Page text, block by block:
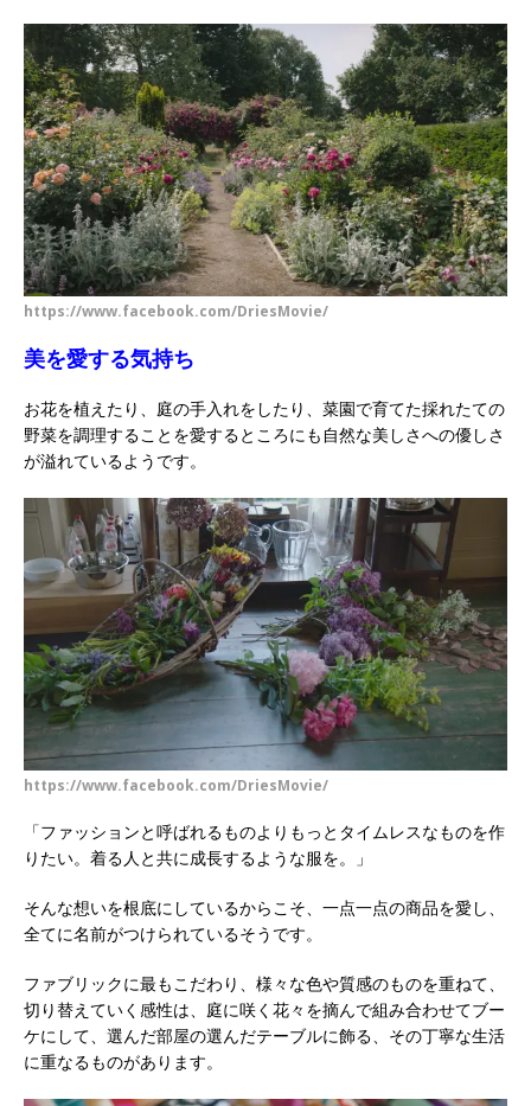
https://www.facebook.com/DriesMovie/
美を愛する気持ち
お花を植えたり、庭の手入れをしたり、菜園で育てた採れたての
野菜を調理することを愛するところにも自然な美しさへの優しさ
が溢れているようです。
https://www.facebook.com/DriesMovie/
「ファッションと呼ばれるものよりもっとタイムレスなものを作
りたい。着る人と共に成長するような服を。」
そんな想いを根底にしているからこそ、一点一点の商品を愛し、
全てに名前がつけられているそうです。
ファブリックに最もこだわり、様々な色や質感のものを重ねて、
切り替えていく感性は、庭に咲く花々を摘んで組み合わせてブー
ケにして、選んだ部屋の選んだテーブルに飾る、その丁寧な生活
に重なるものがあります。